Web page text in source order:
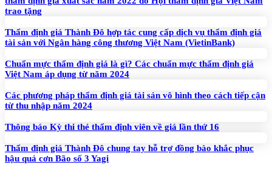
trao tặng
Thẩm định giá Thành Đô hợp tác cung cấp dịch vụ thẩm định giá
tài sản với Ngân hàng công thương Việt Nam (VietinBank)
Chuẩn mực thẩm định giá là gì? Các chuẩn mực thẩm định giá
Việt Nam áp dụng từ năm 2024
Các phương pháp thẩm định giá tài sản vô hình theo cách tiếp cận
từ thu nhập năm 2024
Thông báo Kỳ thi thẻ thẩm định viên về giá lần thứ 16
Thẩm định giá Thành Đô chung tay hỗ trợ đồng bào khắc phục
hậu quả cơn Bão số 3 Yagi